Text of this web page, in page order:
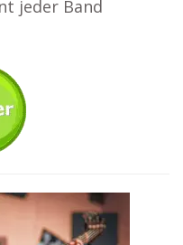
jeder Band